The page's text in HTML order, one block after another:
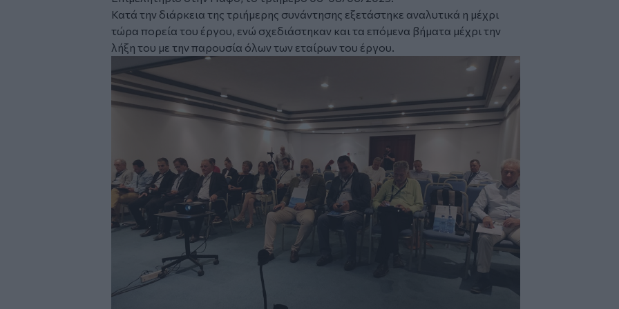
Κατά την διάρκεια της τριήμερης συνάντησης εξετάστηκε αναλυτικά η μέχρι
τώρα πορεία του έργου, ενώ σχεδιάστηκαν και τα επόμενα βήματα μέχρι την
λήξη του με την παρουσία όλων των εταίρων του έργου.